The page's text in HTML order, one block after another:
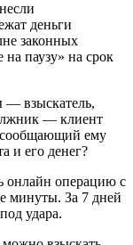
деньги
законных
паузу» на срок
— взыскатель,
— клиент
сообщающий ему
и его денег?
онлайн операцию с
минуты. За 7 дней
удара.